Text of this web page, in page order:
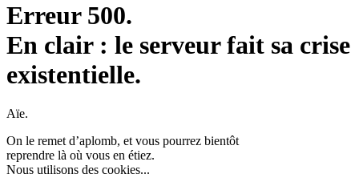
Erreur 500.
En clair : le serveur fait sa crise
existentielle.
Aïe.
On le remet d’aplomb, et vous pourrez bientôt
reprendre là où vous en étiez.
Nous utilisons des cookies...